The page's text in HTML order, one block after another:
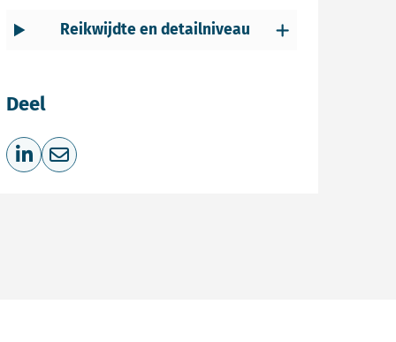
Reikwijdte en detailniveau
Deel
Deel op LinkedIn
Deel via e-mail